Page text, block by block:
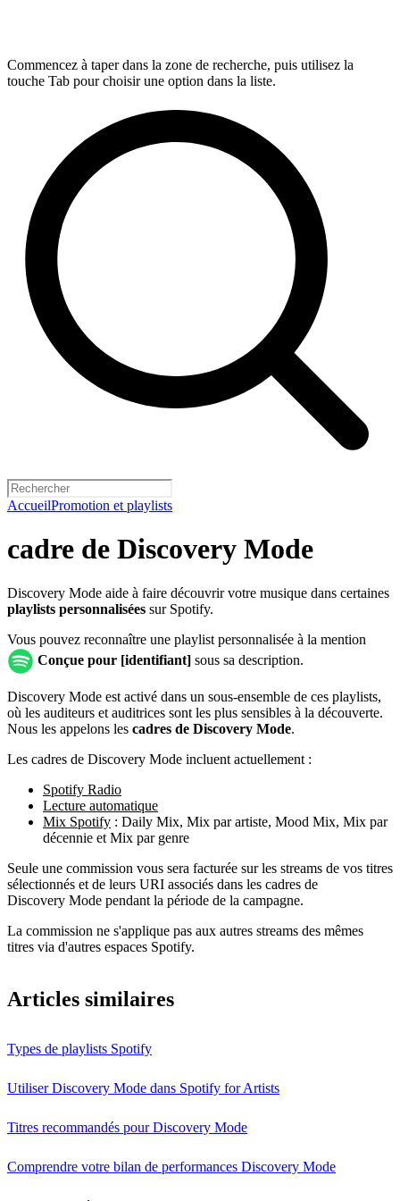
Commencez à taper dans la zone de recherche, puis utilisez la
touche Tab pour choisir une option dans la liste.
AccueilPromotion et playlists
cadre de Discovery Mode
Discovery Mode aide à faire découvrir votre musique dans certaines
playlists personnalisées sur Spotify.
Vous pouvez reconnaître une playlist personnalisée à la mention
Conçue pour [identifiant] sous sa description.
Discovery Mode est activé dans un sous-ensemble de ces playlists,
où les auditeurs et auditrices sont les plus sensibles à la découverte.
Nous les appelons les cadres de Discovery Mode.
Les cadres de Discovery Mode incluent actuellement :
Spotify Radio
Lecture automatique
Mix Spotify : Daily Mix, Mix par artiste, Mood Mix, Mix par
décennie et Mix par genre
Seule une commission vous sera facturée sur les streams de vos titres
sélectionnés et de leurs URI associés dans les cadres de
Discovery Mode pendant la période de la campagne.
La commission ne s'applique pas aux autres streams des mêmes
titres via d'autres espaces Spotify.
Articles similaires
Types de playlists Spotify
Utiliser Discovery Mode dans Spotify for Artists
Titres recommandés pour Discovery Mode
Comprendre votre bilan de performances Discovery Mode